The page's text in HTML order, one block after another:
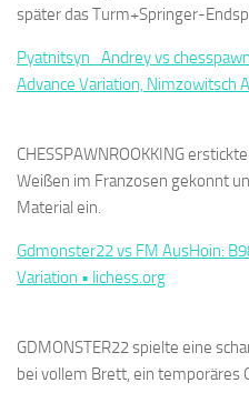
später das Turm+Springer-
Pyatnitsyn_Andrey vs
Advance Variation, Nimzowitsch
CHESSPAWNROOKKING
Weißen im Franzosen gekonnt
Material ein.
Gdmonster22 vs FM AusHoin:
Variation • lichess.org
GDMONSTER22 spielte eine
bei vollem Brett, ein temporäres